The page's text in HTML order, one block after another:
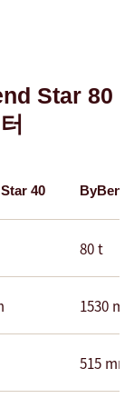
Star 80
40 ByBend
80 t
1530
515 mm